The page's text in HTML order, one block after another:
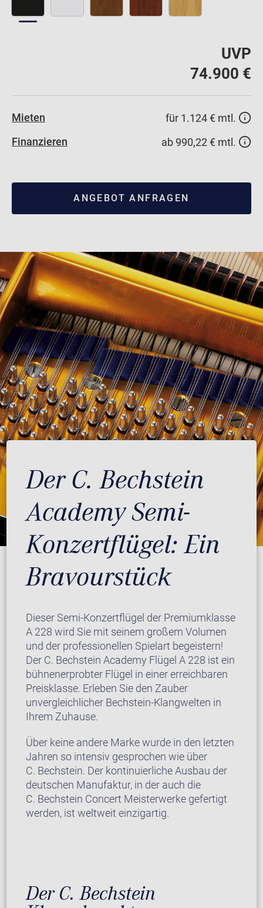
UVP
74.900 €
Mieten
für 1.124 € mtl.
Finanzieren
ab 990,22 € mtl.
ANGEBOT ANFRAGEN
Der C. Bechstein
Academy Semi-
Konzertflügel: Ein
Bravourstück
Dieser Semi-Konzertflügel der Premiumklasse
A 228 wird Sie mit seinem großem Volumen
und der professionellen Spielart begeistern!
Der C. Bechstein Academy Flügel A 228 ist ein
bühnenerprobter Flügel in einer erreichbaren
Preisklasse. Erleben Sie den Zauber
unvergleichlicher Bechstein-Klangwelten in
Ihrem Zuhause.
Über keine andere Marke wurde in den letzten
Jahren so intensiv gesprochen wie über
C. Bechstein. Der kontinuierliche Ausbau der
deutschen Manufaktur, in der auch die
C. Bechstein Concert Meisterwerke gefertigt
werden, ist weltweit einzigartig.
Der C. Bechstein